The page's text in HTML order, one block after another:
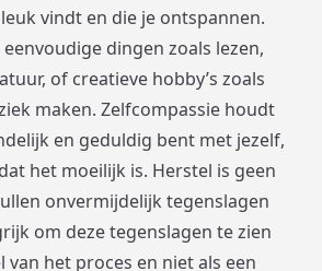
vindt en die je ontspannen.
dingen zoals lezen,
of creatieve hobby’s zoals
maken. Zelfcompassie houdt
en geduldig bent met jezelf,
het moeilijk is. Herstel is geen
onvermijdelijk tegenslagen
om deze tegenslagen te zien
van het proces en niet als een